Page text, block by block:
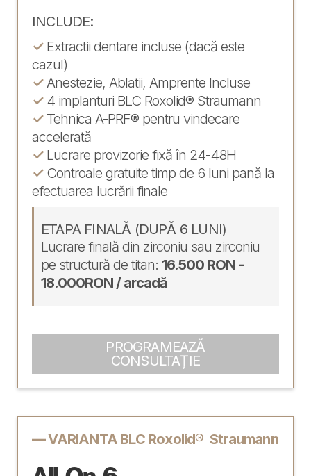
INCLUDE:
✓ Extractii dentare incluse (dacă este
cazul)
✓Anestezie, Ablatii, Amprente Incluse
✓ 4 implanturi BLC Roxolid® Straumann
✓ Tehnica A-PRF® pentru vindecare
accelerată
✓ Lucrare provizorie fixă în 24-48H
✓ Controale gratuite timp de 6 luni pană la
efectuarea lucrării finale
ETAPA FINALĂ (DUPĂ 6 LUNI)
Lucrare finală din zirconiu sau zirconiu
pe structură de titan: 16.500 RON -
18.000RON / arcadă
PROGRAMEAZĂ
CONSULTAȚIE
— VARIANTA BLC Roxolid® Straumann